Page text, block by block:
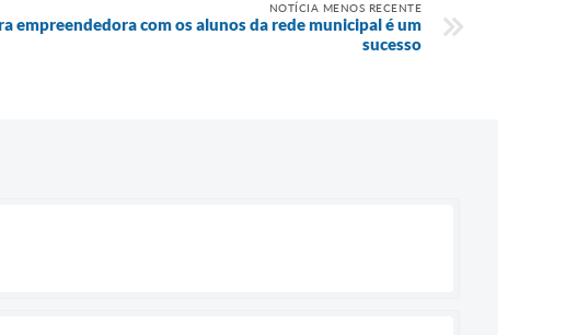
NOTÍCIA MENOS RECENTE
empreendedora com os alunos da rede municipal é um
sucesso